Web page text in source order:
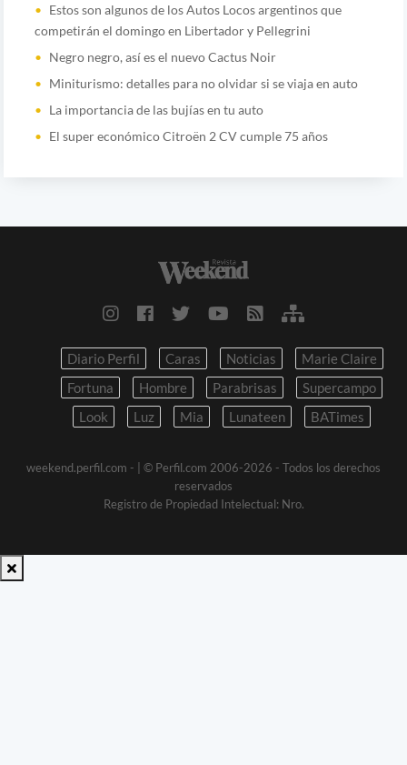
Estos son algunos de los Autos Locos argentinos que
competirán el domingo en Libertador y Pellegrini
Negro negro, así es el nuevo Cactus Noir
Miniturismo: detalles para no olvidar si se viaja en auto
La importancia de las bujías en tu auto
El super económico Citroën 2 CV cumple 75 años
Diario Perfil Caras Noticias
Marie Claire
Fortuna
Hombre Parabrisas
Supercampo
Look
Luz Mia Lunateen BATimes
weekend.perfil.com -
| © Perfil.com 2006-2026 - Todos los derechos
reservados
Registro de Propiedad Intelectual: Nro.